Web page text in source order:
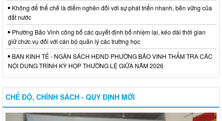
Không để thể chế là điểm nghẽn đối với sự phát triển nhanh, bền vững của
đất nước
Phường Bảo Vinh công bố các quyết định bổ nhiệm lại, kéo dài thời gian
giữ chức vụ đối với cán bộ quản lý các trường học
BAN KINH TẾ - NGÂN SÁCH HĐND PHƯỜNG BẢO VINH THẨM TRA CÁC
NỘI DUNG TRÌNH KỲ HỌP THƯỜNG LỆ GIỮA NĂM 2026
CHẾ ĐỘ, CHÍNH SÁCH - QUY ĐỊNH MỚI